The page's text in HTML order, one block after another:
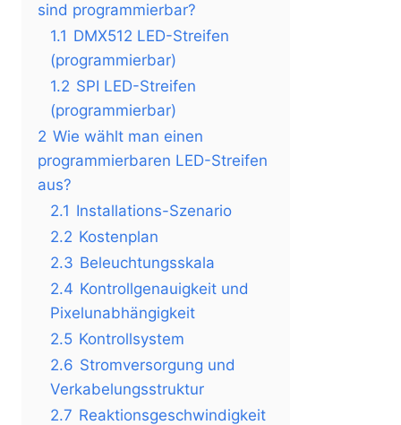
sind programmierbar?
1.1 DMX512 LED-Streifen
(programmierbar)
1.2 SPI LED-Streifen
(programmierbar)
2 Wie wählt man einen
programmierbaren LED-Streifen
aus?
2.1 Installations-Szenario
2.2 Kostenplan
2.3 Beleuchtungsskala
2.4 Kontrollgenauigkeit und
Pixelunabhängigkeit
2.5 Kontrollsystem
2.6 Stromversorgung und
Verkabelungsstruktur
2.7 Reaktionsgeschwindigkeit